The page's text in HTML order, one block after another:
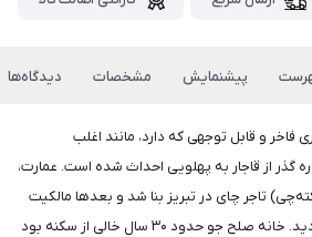
پیشنمایش مشخصات دیدگاه‌ها
فاخر و قابل توجهی که دارد، مانند اغلب
گذر از قاجار به پهلویی احداث شده است. عمارت،
تاجر چای در تبریز بنا شد و بعدها مالکیت
آن به آقای صلح جو واگذار گردید. خانه صلح جو حدود ۳۰ سال خالی از سکنه بود